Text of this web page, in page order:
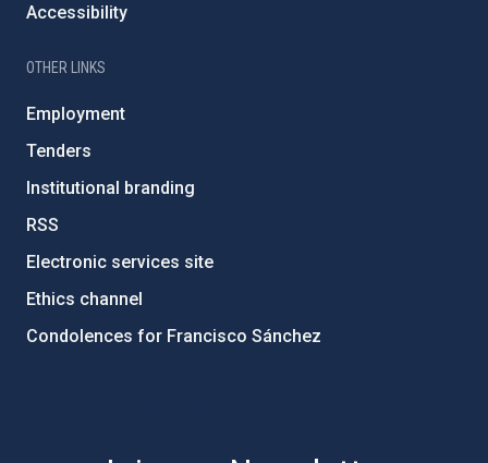
Accessibility
OTHER LINKS
Employment
Tenders
Institutional branding
RSS
Electronic services site
Ethics channel
Condolences for Francisco Sánchez